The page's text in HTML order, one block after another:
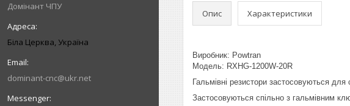
Домінант ЧПУ
Біла Церква, Україна
dominant-cnc@ukr.net
Опис Характеристики
Виробник: Powtran
Модель: RXHG-1200W-20R
Гальмівні резистори застосовуються для
Застосовуються спільно з гальмівним